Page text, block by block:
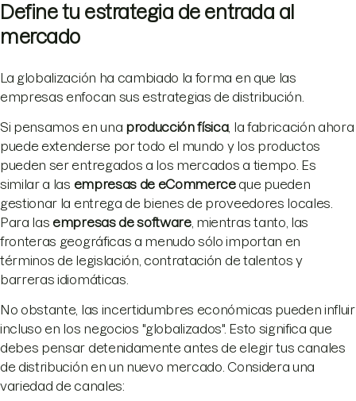
Define tu estrategia de entrada al
mercado
La globalización ha cambiado la forma en que las
empresas enfocan sus estrategias de distribución.
Si pensamos en una producción física, la fabricación ahora
puede extenderse por todo el mundo y los productos
pueden ser entregados a los mercados a tiempo. Es
similar a las empresas de eCommerceque pueden
gestionar la entrega de bienes de proveedores locales.
Para las empresas de software, mientras tanto, las
fronteras geográficas a menudo sólo importan en
términos de legislación, contratación de talentos y
barreras idiomáticas.
No obstante, las incertidumbres económicas pueden influir
incluso en los negocios "globalizados". Esto significa que
debes pensar detenidamente antes de elegir tus canales
de distribución en un nuevo mercado. Considera una
variedad de canales: